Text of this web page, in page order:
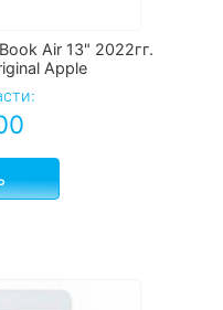
Air 13" 2022гг.
Apple